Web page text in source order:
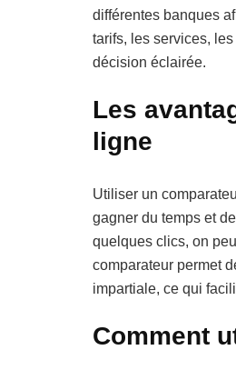
différentes banques
tarifs, les services,
décision éclairée.
Les
ligne
Utiliser un
gagner du temps et
quelques clics, on
comparateur permet
impartiale, ce qui
Comment